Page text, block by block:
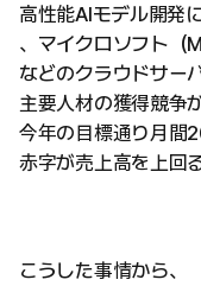
高性能AIモデル開発
、マイクロソフト（
などのクラウドサー
主要人材の獲得競争
今年の目標通り月間
赤字が売上高を上回
こうした事情から、